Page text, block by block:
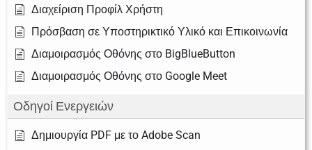
Διαχείριση Προφίλ Χρήστη
Πρόσβαση σε Υποστηρικτικό Υλικό και Επικοινωνία
Διαμοιρασμός Οθόνης στο BigBlueButton
Διαμοιρασμός Οθόνης στο Google Meet
Οδηγοί Ενεργειών
Δημιουργία PDF με το Adobe Scan